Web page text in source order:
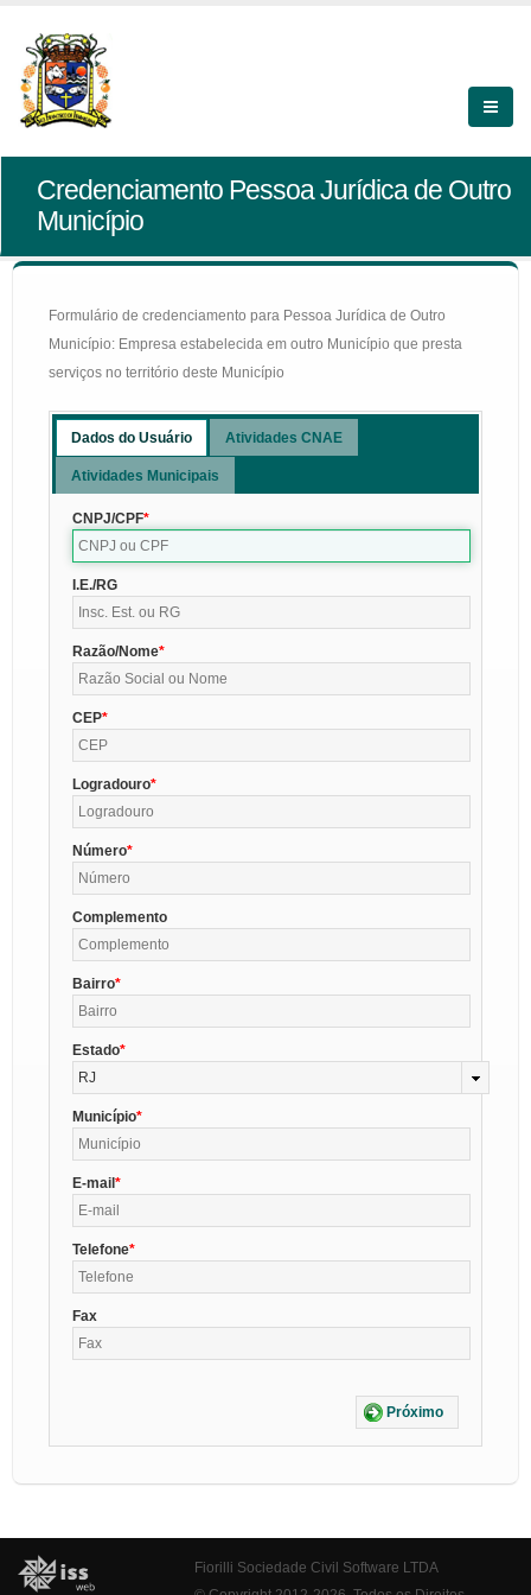
Credenciamento Pessoa Jurídica de Outro
Município
Formulário de credenciamento para Pessoa Jurídica de Outro
Município: Empresa estabelecida em outro Município que presta
serviços no território deste Município
Dados do Usuário Atividades CNAE
Atividades Municipais
CNPJ/CPF
I.E./RG
Razão/Nome
CEP
Logradouro
Número
Complemento
Bairro
Estado
RJ
Município
E-mail
Telefone
Fax
Próximo
Fiorilli Sociedade Civil Software LTDA